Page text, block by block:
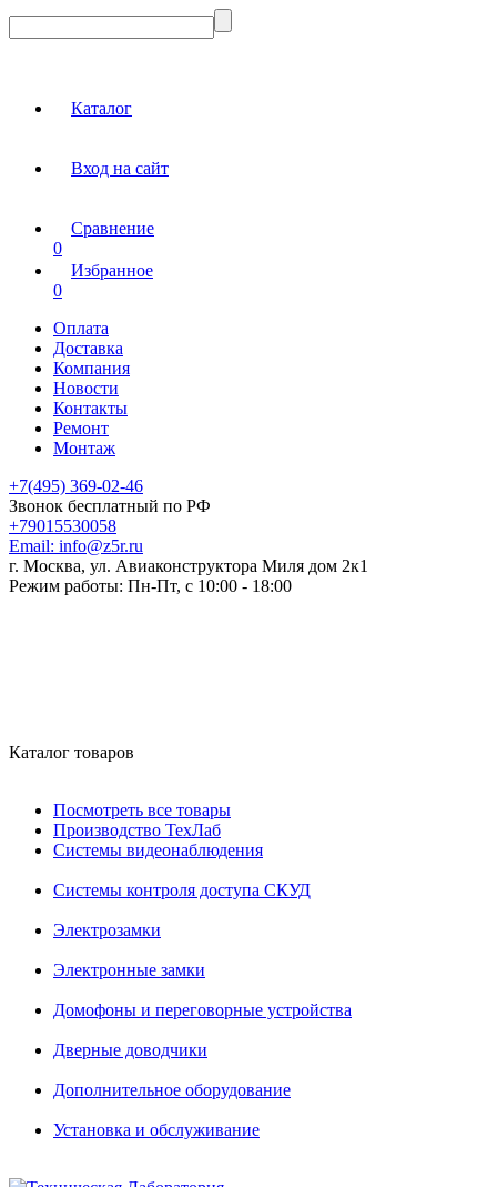
Каталог
Вход на сайт
Сравнение
0
Избранное
0
Оплата
Доставка
Компания
Новости
Контакты
Ремонт
Монтаж
+7(495) 369-02-46
Звонок бесплатный по РФ
+79015530058
Email: info@z5r.ru
г. Москва, ул. Авиаконструктора Миля дом 2к1
Режим работы: Пн-Пт, с 10:00 - 18:00
Каталог товаров
Посмотреть все товары
Производство ТехЛаб
Системы видеонаблюдения
Системы контроля доступа СКУД
Электрозамки
Электронные замки
Домофоны и переговорные устройства
Дверные доводчики
Дополнительное оборудование
Установка и обслуживание